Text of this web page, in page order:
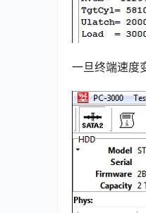
一旦终端速度